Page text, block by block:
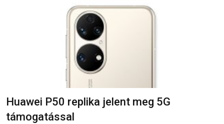
Huawei P50 replika jelent meg 5G
támogatással